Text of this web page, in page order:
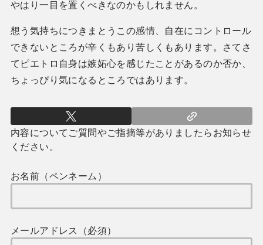
やはり一目を置くべきなのかもしれません。
想う気持ちにつきまとうこの感情、自在にコントロール
できないところが辛くもあり苦しくもあります。さてさ
てピエトロ自身は嫉妬心を感じたことがあるのか否か、
ちょっぴり気になるところではあります。
内容についてご質問やご指摘等がありましたらお知らせ
ください。
お名前（ペンネーム）
メールアドレス（必須）